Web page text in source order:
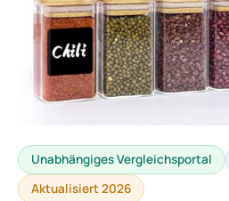
Unabhängiges Vergleichsportal
Aktualisiert 2026